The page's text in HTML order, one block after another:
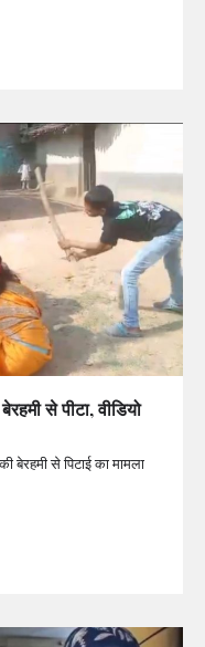
से पीटा, वीडियो
से पिटाई का मामला